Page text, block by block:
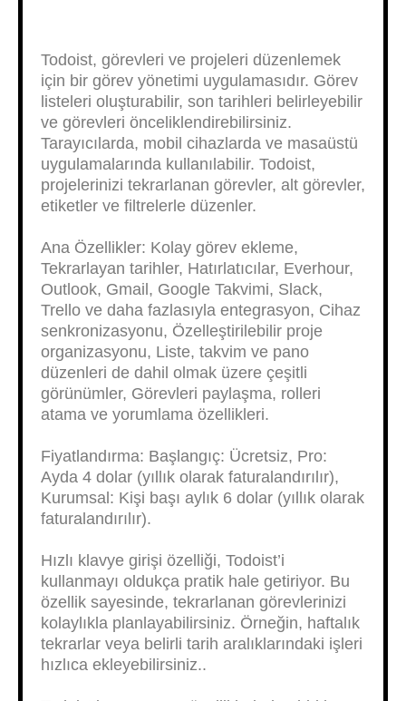
Todoist, görevleri ve projeleri düzenlemek
için bir görev yönetimi uygulamasıdır. Görev
listeleri oluşturabilir, son tarihleri belirleyebilir
ve görevleri önceliklendirebilirsiniz.
Tarayıcılarda, mobil cihazlarda ve masaüstü
uygulamalarında kullanılabilir. Todoist,
projelerinizi tekrarlanan görevler, alt görevler,
etiketler ve filtrelerle düzenler.
Ana Özellikler: Kolay görev ekleme,
Tekrarlayan tarihler, Hatırlatıcılar, Everhour,
Outlook, Gmail, Google Takvimi, Slack,
Trello ve daha fazlasıyla entegrasyon, Cihaz
senkronizasyonu, Özelleştirilebilir proje
organizasyonu, Liste, takvim ve pano
düzenleri de dahil olmak üzere çeşitli
görünümler, Görevleri paylaşma, rolleri
atama ve yorumlama özellikleri.
Fiyatlandırma: Başlangıç: Ücretsiz, Pro:
Ayda 4 dolar (yıllık olarak faturalandırılır),
Kurumsal: Kişi başı aylık 6 dolar (yıllık olarak
faturalandırılır).
Hızlı klavye girişi özelliği, Todoist’i
kullanmayı oldukça pratik hale getiriyor. Bu
özellik sayesinde, tekrarlanan görevlerinizi
kolaylıkla planlayabilirsiniz. Örneğin, haftalık
tekrarlar veya belirli tarih aralıklarındaki işleri
hızlıca ekleyebilirsiniz..